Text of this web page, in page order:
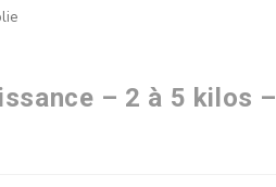
– 2 à 5 kilos –